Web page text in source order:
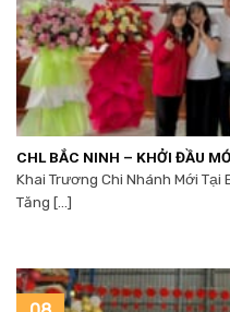
CHL BẮC NINH – KHỞI ĐẦU
Khai Trương Chi Nhánh Mới Tại
Tăng [...]